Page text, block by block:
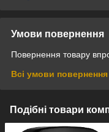
Умови повернення
Повернення товару
Всі умови повернення
Подібні товари